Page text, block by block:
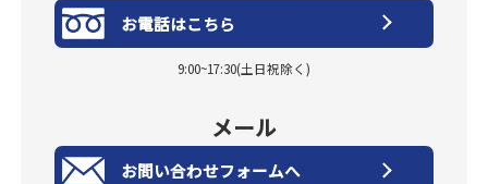
お電話はこちら
9:00~17:30(土日祝除く)
メール
お問い合わせフォームへ